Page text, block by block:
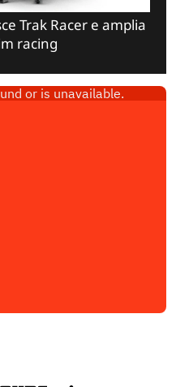
Trak Racer e amplia
racing